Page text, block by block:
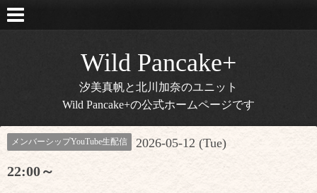
Wild Pancake+
汐美真帆と北川加奈のユニット
Wild Pancake+の公式ホームページです
メンバーシップYouTube生配信 2026-05-12 (Tue)
22:00～